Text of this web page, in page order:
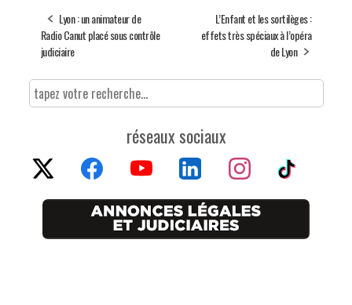
Lyon : un animateur de
Radio Canut placé sous contrôle
judiciaire
L’Enfant et les sortilèges :
effets très spéciaux à l’opéra
de Lyon
réseaux sociaux